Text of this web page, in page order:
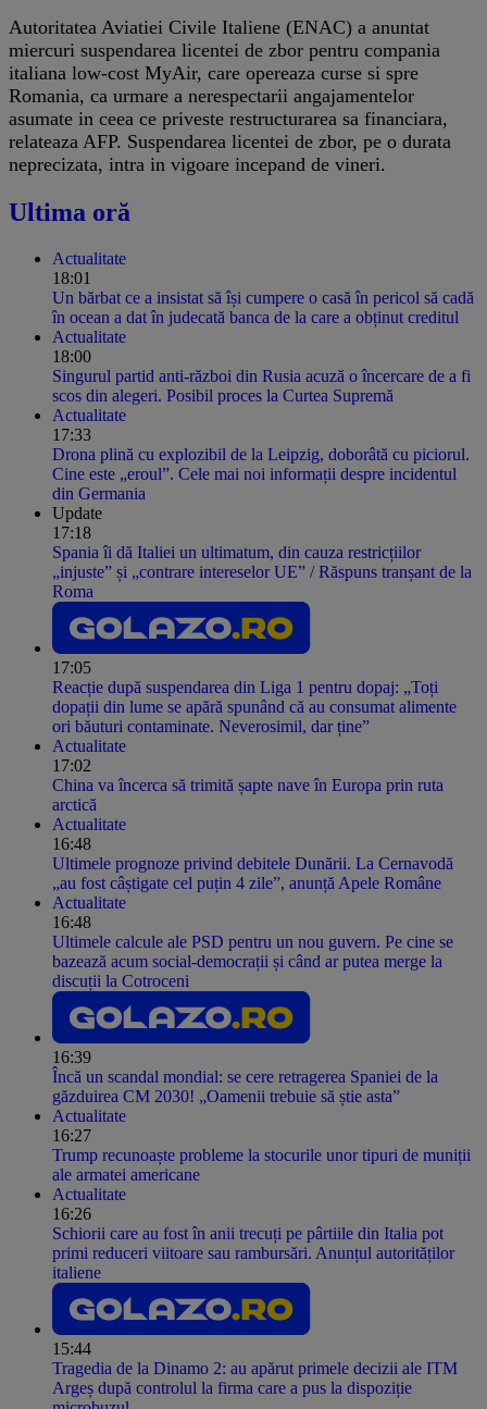
Autoritatea Aviatiei Civile Italiene (ENAC) a anuntat
miercuri suspendarea licentei de zbor pentru compania
italiana low-cost MyAir, care opereaza curse si spre
Romania, ca urmare a nerespectarii angajamentelor
asumate in ceea ce priveste restructurarea sa financiara,
relateaza AFP. Suspendarea licentei de zbor, pe o durata
neprecizata, intra in vigoare incepand de vineri.
Ultima oră
Actualitate
18:01
Un bărbat ce a insistat să își cumpere o casă în pericol să cadă
în ocean a dat în judecată banca de la care a obținut creditul
Actualitate
18:00
Singurul partid anti-război din Rusia acuză o încercare de a fi
scos din alegeri. Posibil proces la Curtea Supremă
Actualitate
17:33
Drona plină cu explozibil de la Leipzig, doborâtă cu piciorul.
Cine este „eroul”. Cele mai noi informații despre incidentul
din Germania
Update
17:18
Spania îi dă Italiei un ultimatum, din cauza restricțiilor
„injuste” și „contrare intereselor UE” / Răspuns tranșant de la
Roma
17:05
Reacție după suspendarea din Liga 1 pentru dopaj: „Toți
dopații din lume se apără spunând că au consumat alimente
ori băuturi contaminate. Neverosimil, dar ține”
Actualitate
17:02
China va încerca să trimită șapte nave în Europa prin ruta
arctică
Actualitate
16:48
Ultimele prognoze privind debitele Dunării. La Cernavodă
„au fost câștigate cel puțin 4 zile”, anunță Apele Române
Actualitate
16:48
Ultimele calcule ale PSD pentru un nou guvern. Pe cine se
bazează acum social-democrații și când ar putea merge la
discuții la Cotroceni
16:39
Încă un scandal mondial: se cere retragerea Spaniei de la
găzduirea CM 2030! „Oamenii trebuie să știe asta”
Actualitate
16:27
Trump recunoaște probleme la stocurile unor tipuri de muniții
ale armatei americane
Actualitate
16:26
Schiorii care au fost în anii trecuți pe pârtiile din Italia pot
primi reduceri viitoare sau rambursări. Anunțul autorităților
italiene
15:44
Tragedia de la Dinamo 2: au apărut primele decizii ale ITM
Argeș după controlul la firma care a pus la dispoziție